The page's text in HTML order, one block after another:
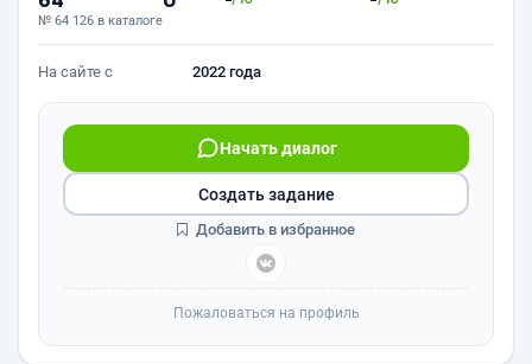
№ 64 126 в каталоге
На сайте с 2022 года
Начать диалог
Создать задание
Добавить в избранное
Пожаловаться на профиль